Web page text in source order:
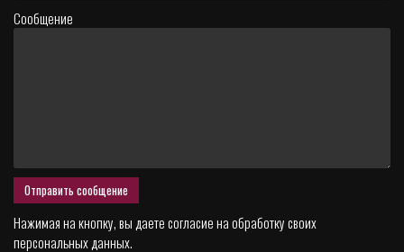
Сообщение
Нажимая на кнопку, вы даете согласие наобработку своих
персональных данных.